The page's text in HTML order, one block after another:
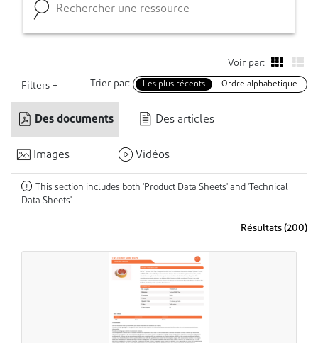
Filters +
Voir par:
Trier par:
Les plus récents Ordre alphabetique
Des documents Des articles
Images Vidéos
!
This section includes both 'Product Data Sheets' and 'Technical
Data Sheets'
Résultats (200)